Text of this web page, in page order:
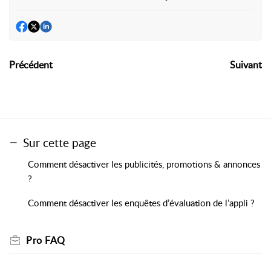
Précédent Suivant
Sur cette page
Comment désactiver les publicités, promotions & annonces
?
Comment désactiver les enquêtes d’évaluation de l’appli ?
Pro FAQ